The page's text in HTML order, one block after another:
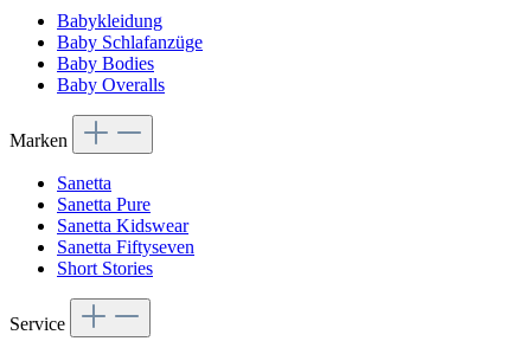
Babykleidung
Baby Schlafanzüge
Baby Bodies
Baby Overalls
Marken
Sanetta
Sanetta Pure
Sanetta Kidswear
Sanetta Fiftyseven
Short Stories
Service